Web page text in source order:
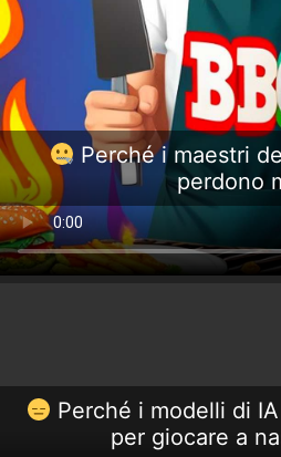
Perché i maestri
perdono
Perché i modelli di
per giocare a